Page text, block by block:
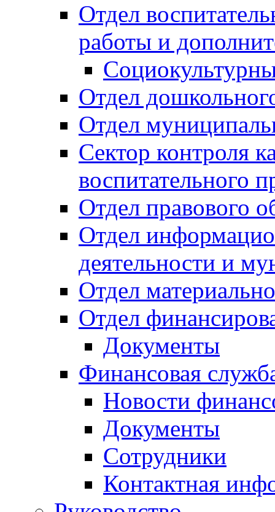
Отдел
работы и
Отдел
Отдел
Сектор контроля
воспитательного
Отдел правового
Отдел
деятельности и
Отдел
Отдел
Документы
Финансовая
Новости
Документы
Сотрудники
Контактная